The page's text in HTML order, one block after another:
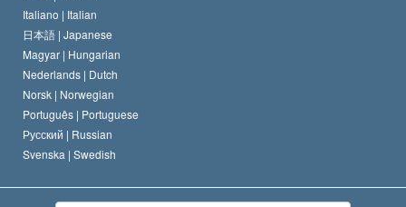
Italiano | Italian
日本語 | Japanese
Magyar | Hungarian
Nederlands | Dutch
Norsk | Norwegian
Português | Portuguese
Русский | Russian
Svenska | Swedish